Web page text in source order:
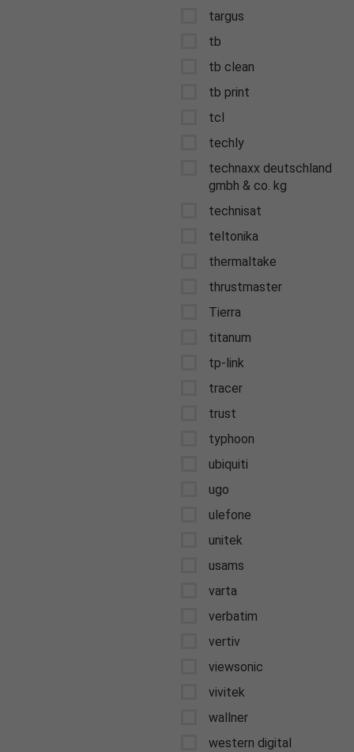
targus
tb
tb clean
tb print
tcl
techly
technaxx deutschland
gmbh & co. kg
technisat
teltonika
thermaltake
thrustmaster
Tierra
titanum
tp-link
tracer
trust
typhoon
ubiquiti
ugo
ulefone
unitek
usams
varta
verbatim
vertiv
viewsonic
vivitek
wallner
western digital